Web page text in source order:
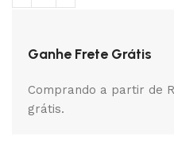
Ganhe Frete Grátis
Comprando a partir de
grátis.